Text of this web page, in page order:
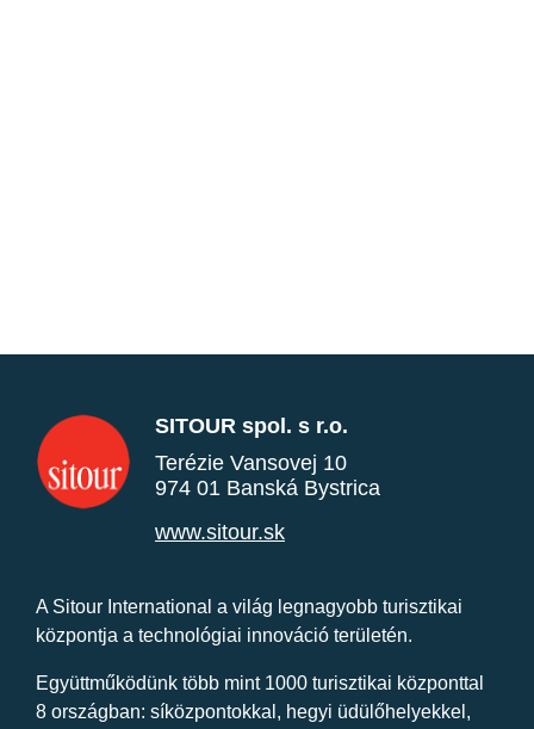
SITOUR spol. s r.o.
Terézie Vansovej 10
974 01 Banská Bystrica
www.sitour.sk
A Sitour International a világ legnagyobb turisztikai
központja a technológiai innováció területén.
Együttműködünk több mint 1000 turisztikai központtal
8 országban: síközpontokkal, hegyi üdülőhelyekkel,